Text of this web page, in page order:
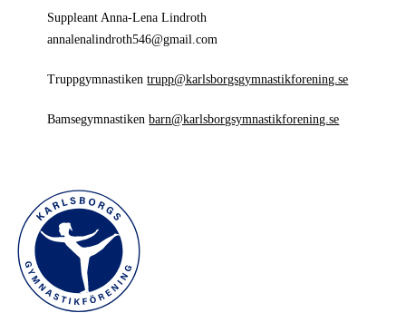
Suppleant Anna-Lena Lindroth
annalenalindroth546@gmail.com
Truppgymnastikentrupp@karlsborgsgymnastikforening.se
Bamsegymnastikenbarn@karlsborgsymnastikforening.se